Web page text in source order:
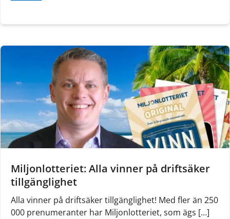
Miljonlotteriet: Alla vinner på driftsäker
tillgänglighet
Alla vinner på driftsäker tillgänglighet! Med fler än 250
000 prenumeranter har Miljonlotteriet, som ägs […]